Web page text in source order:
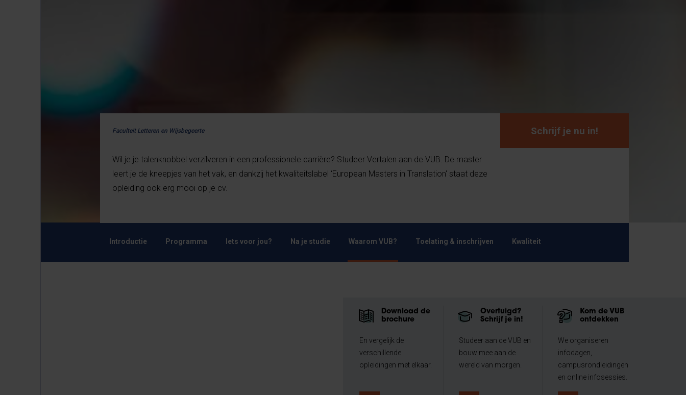
Faculteit Letteren en Wijsbegeerte
Wil je je talenknobbel verzilveren in een professionele carrière? Studeer Vertalen aan de VUB. De master
leert je de kneepjes van het vak, en dankzij het kwaliteitslabel ‘European Masters in Translation' staat deze
opleiding ook erg mooi op je cv.
Schrijf je nu in!
Introductie Programma Iets voor jou? Na je studie Waarom VUB? Toelating & inschrijven Kwaliteit
Download de
brochure
En vergelijk de
verschillende
opleidingen met elkaar.
Overtuigd?
Schrijf je in!
Studeer aan de VUB en
bouw mee aan de
wereld van morgen.
Kom de VUB
ontdekken
We organiseren
infodagen,
campusrondleidingen
en online infosessies.